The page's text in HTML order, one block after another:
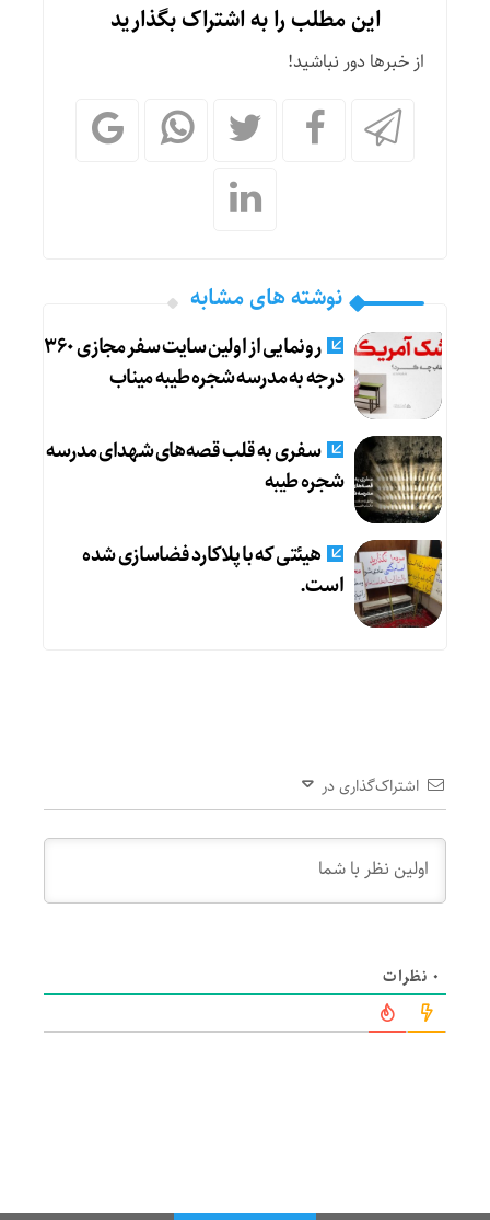
این مطلب را به اشتراک بگذارید
از خبرها دور نباشید!
نوشته های مشابه
رونمایی از اولین سایت سفر مجازی ۳۶۰
درجه به مدرسه شجره طیبه میناب
سفری به قلب قصه‌های شهدای مدرسه
شجره طیبه
هیئتی که با پلاکارد فضاسازی شده
است.
اشتراک‌گذاری در
0 نظرات